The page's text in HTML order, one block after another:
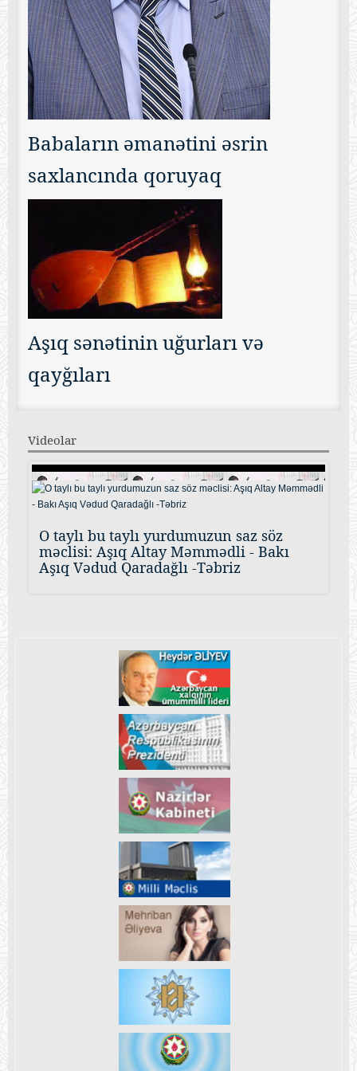
Babaların əmanətini əsrin
saxlancında qoruyaq
Aşıq sənətinin uğurları və
qayğıları
Videolar
O taylı bu taylı yurdumuzun saz söz
məclisi: Aşıq Altay Məmmədli - Bakı
Aşıq Vədud Qaradağlı -Təbriz